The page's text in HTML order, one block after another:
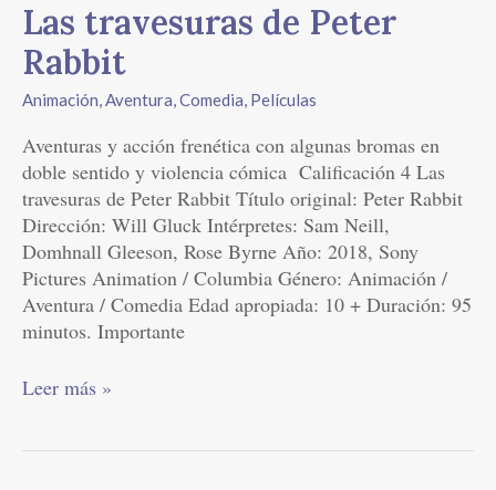
Las travesuras de Peter
Rabbit
Animación,Aventura,Comedia, Películas
Aventuras y acción frenética con algunas bromas en
doble sentido y violencia cómica Calificación 4 Las
travesuras de Peter Rabbit Título original: Peter Rabbit
Dirección: Will Gluck Intérpretes: Sam Neill,
Domhnall Gleeson, Rose Byrne Año: 2018, Sony
Pictures Animation / Columbia Género: Animación /
Aventura / Comedia Edad apropiada: 10 + Duración: 95
minutos. Importante
Las
travesuras
de
Peter
Leer más »